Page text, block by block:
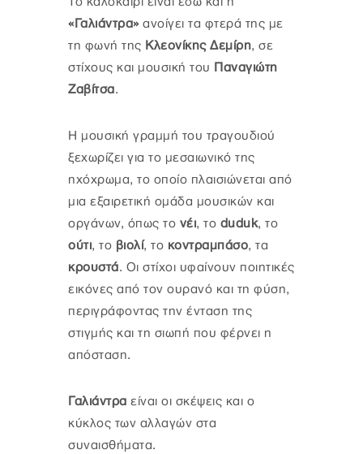
«Γαλιάντρα» ανοίγει τα φτερά της με
τη φωνή της Κλεονίκης Δεμίρη, σε
στίχους και μουσική του Παναγιώτη
Ζαβίτσα.
Η μουσική γραμμή του τραγουδιού
ξεχωρίζει για το μεσαιωνικό της
ηχόχρωμα, το οποίο πλαισιώνεται από
μια εξαιρετική ομάδα μουσικών και
οργάνων, όπως το νέι, το duduk, το
ούτι, το βιολί, το κοντραμπάσο, τα
κρουστά. Οι στίχοι υφαίνουν ποιητικές
εικόνες από τον ουρανό και τη φύση,
περιγράφοντας την ένταση της
στιγμής και τη σιωπή που φέρνει η
απόσταση.
Γαλιάντρα είναι οι σκέψεις και ο
κύκλος των αλλαγών στα
συναισθήματα.